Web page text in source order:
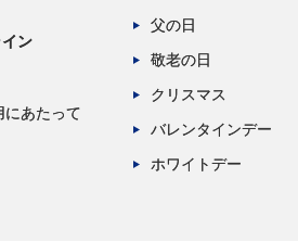
ン
にあたって
父の日
敬老の日
クリスマス
バレンタインデー
ホワイトデー